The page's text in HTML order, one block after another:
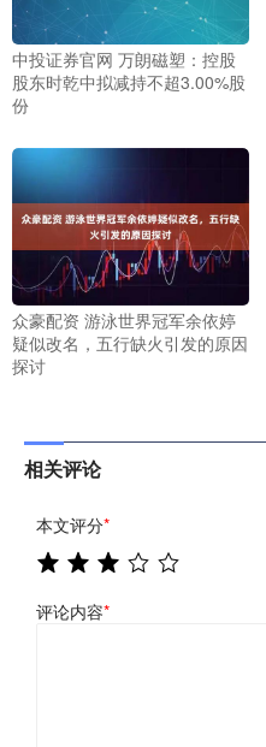
中投证券官网 万朗磁塑：控股
股东时乾中拟减持不超3.00%股
份
众豪配资 游泳世界冠军余依婷
疑似改名，五行缺火引发的原因
探讨
相关评论
本文评分*
评论内容*